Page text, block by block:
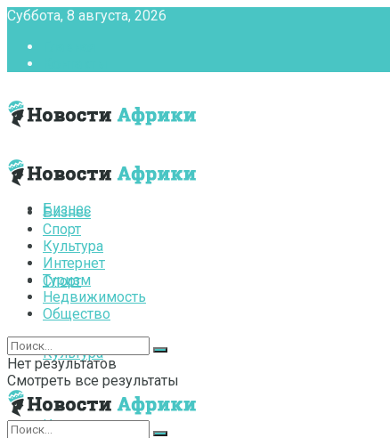
Суббота, 8 августа, 2026
Бизнес
Спорт
Культура
Интернет
Бизнес
Спорт
Культура
Интернет
Туризм
Недвижимость
Общество
Нет результатов
Смотреть все результаты